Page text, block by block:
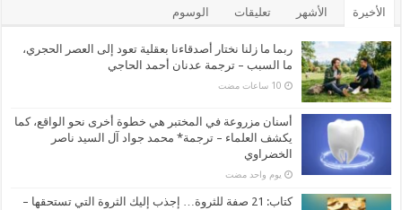
الأخيرة الأشهر تعليقات الوسوم
ربما ما زلنا نختار أصدقاءنا بعقلية تعود إلى العصر الحجري،
ما السبب – ترجمة عدنان أحمد الحاجي
أسنان مزروعة في المختبر هي خطوة أخرى نحو الواقع، كما
يكشف العلماء – ترجمة* محمد جواد آل السيد ناصر
الخضراوي
‏يوم واحد مضت
كتاب: 21 صفة للثروة… إجذب إليك الثروة التي تستحقها –